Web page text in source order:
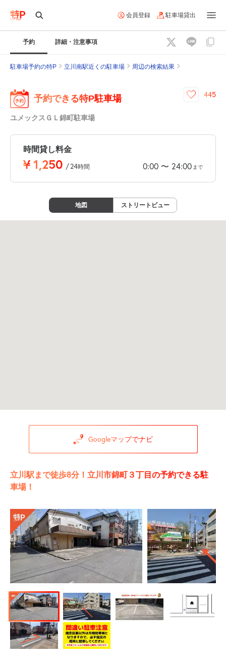
会員登録 駐車場貸出
予約 詳細・注意事項
駐車場予約の特P 立川南駅近くの駐車場 周辺の検索結果
予約できる特P駐車場
ユメックスＧＬ錦町駐車場
445
時間貸し料金
¥1,250 /24時間 0:00 〜 24:00 まで
地図 ストリートビュー
Googleマップでナビ
立川駅まで徒歩8分！立川市錦町３丁目の予約できる駐
車場！